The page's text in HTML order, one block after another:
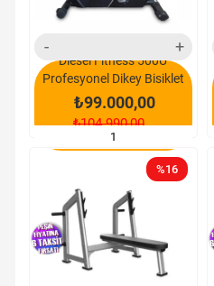
Diesel Fitness 500U
Profesyonel Dikey Bisiklet
₺99.000,00
₺104.990,00
SEPETE EKLE
%16
yeni
ürün